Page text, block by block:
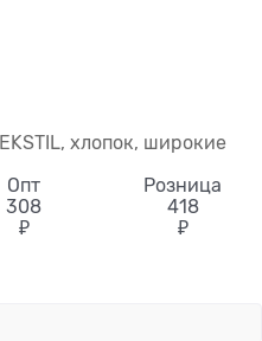
хлопок, широкие
Опт
308
₽
Розница
418
₽